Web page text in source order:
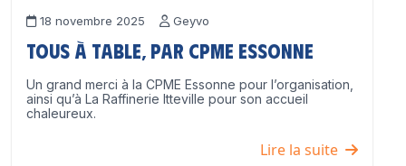
18 novembre 2025 Geyvo
Tous à table, par CPME Essonne
Un grand merci à la CPME Essonne pour l’organisation,
ainsi qu’à La Raffinerie Itteville pour son accueil
chaleureux.
Lire la suite